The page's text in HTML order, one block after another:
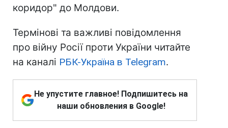
коридор" до Молдови.
Термінові та важливі повідомлення
про війну Росії проти України читайте
на каналі РБК-Україна в Telegram.
Не упустите главное! Подпишитесь на
наши обновления в Google!